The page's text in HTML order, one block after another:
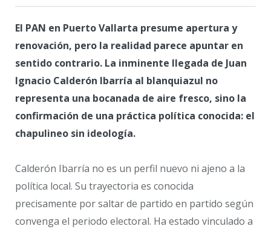
El PAN en Puerto Vallarta presume apertura y
renovación, pero la realidad parece apuntar en
sentido contrario. La inminente llegada de Juan
Ignacio Calderón Ibarría al blanquiazul no
representa una bocanada de aire fresco, sino la
confirmación de una práctica política conocida: el
chapulineo sin ideología.
Calderón Ibarría no es un perfil nuevo ni ajeno a la
política local. Su trayectoria es conocida
precisamente por saltar de partido en partido según
convenga el periodo electoral. Ha estado vinculado a